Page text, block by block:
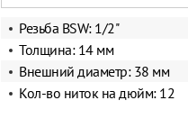
Резьба BSW: 1/2"
Толщина: 14 мм
Внешний диаметр: 38 мм
Кол-во ниток на дюйм: 12